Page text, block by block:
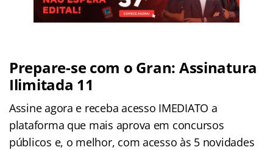
Prepare-se com o Gran: Assinatura
Ilimitada 11
Assine agora e receba acesso IMEDIATO a
plataforma que mais aprova em concursos
públicos e, o melhor, com acesso às 5 novidades